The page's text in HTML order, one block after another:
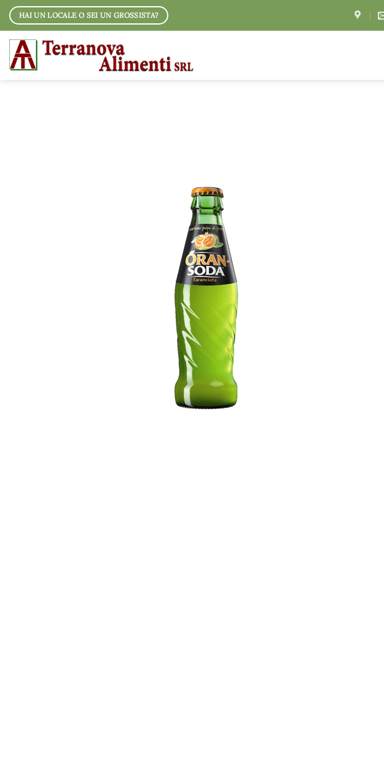
Salta
contenuti
HAI UN LOCALE O SEI UN GROSSISTA?